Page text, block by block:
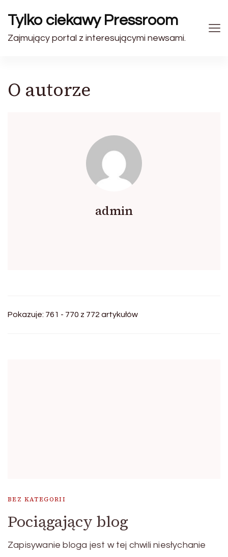
Tylko ciekawy Pressroom
Zajmujący portal z interesującymi newsami.
O autorze
admin
Pokazuje: 761 - 770 z 772 artykułów
BEZ KATEGORII
Pociągający blog
Zapisywanie bloga jest w tej chwili niesłychanie